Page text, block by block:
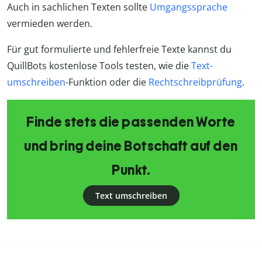
Auch in sachlichen Texten sollte Umgangssprache
vermieden werden.
Für gut formulierte und fehlerfreie Texte kannst du
QuillBots kostenlose Tools testen, wie dieText-
umschreiben-Funktion oder die Rechtschreibprüfung.
Finde stets die passenden Worte
und bring deine Botschaft auf den
Punkt.
Text umschreiben